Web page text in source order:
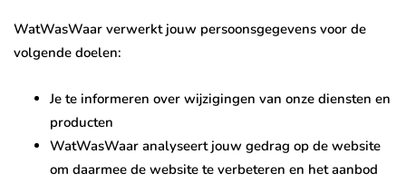
WatWasWaar verwerkt jouw persoonsgegevens voor de
volgende doelen:
Je te informeren over wijzigingen van onze diensten en
producten
WatWasWaar analyseert jouw gedrag op de website
om daarmee de website te verbeteren en het aanbod